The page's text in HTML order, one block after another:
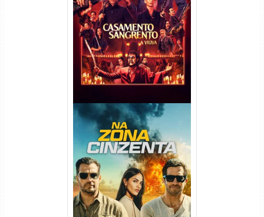
Casamento Sangrento: A
Viúva Torrent (2026) WEB-DL
720p/1080p/4K Dual Áudio
Na Zona Cinzenta Torrent
(2026) WEB-DL 1080p/4K
Dual Áudio